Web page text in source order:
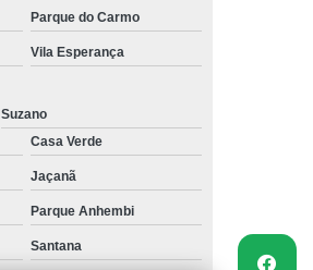
Parque do Carmo
Vila Esperança
Suzano
Casa Verde
Jaçanã
Parque Anhembi
Santana